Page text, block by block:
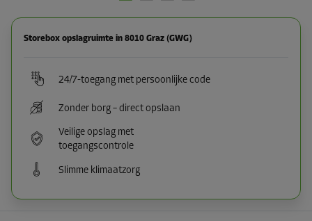
Storebox opslagruimte in 8010 Graz (GWG)
24/7-toegang met persoonlijke code
Zonder borg – direct opslaan
Veilige opslag met
toegangscontrole
Slimme klimaatzorg